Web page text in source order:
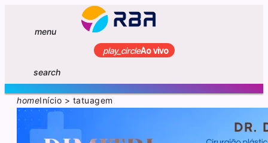
menu
play_circleAo vivo
search
homeInício > tatuagem